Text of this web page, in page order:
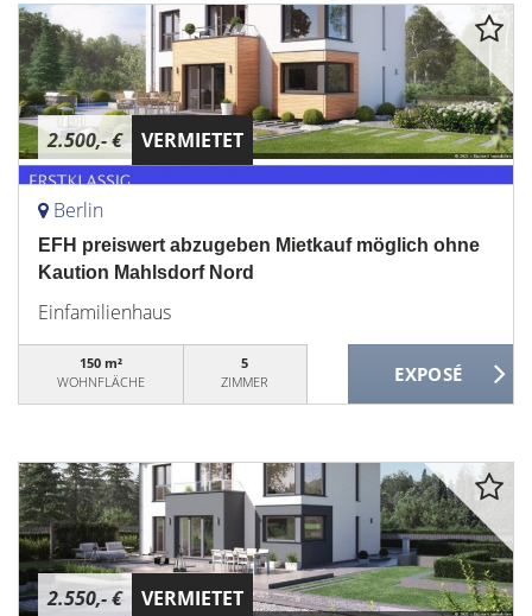
2.500,- € VERMIETET
Berlin
EFH preiswert abzugeben Mietkauf möglich ohne
Kaution Mahlsdorf Nord
Einfamilienhaus
150 m²
WOHNFLÄCHE
5
ZIMMER
2.550,- € VERMIETET